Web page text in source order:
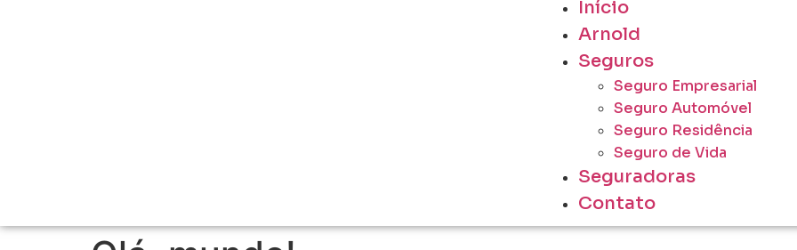
Início
Arnold
Seguros
Seguro Empresarial
Seguro Automóvel
Seguro Residência
Seguro de Vida
Seguradoras
Contato